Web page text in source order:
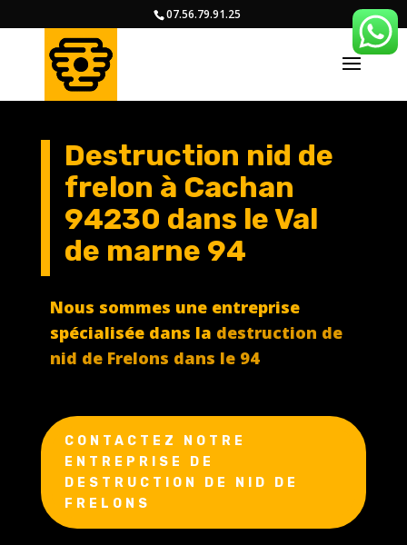
07.56.79.91.25
Destruction nid de
frelon à Cachan
94230 dans le Val
de marne 94
Nous sommes une entreprise
spécialisée dans la destruction de
nid de Frelons dans le 94
CONTACTEZ NOTRE
ENTREPRISE DE
DESTRUCTION DE NID DE
FRELONS